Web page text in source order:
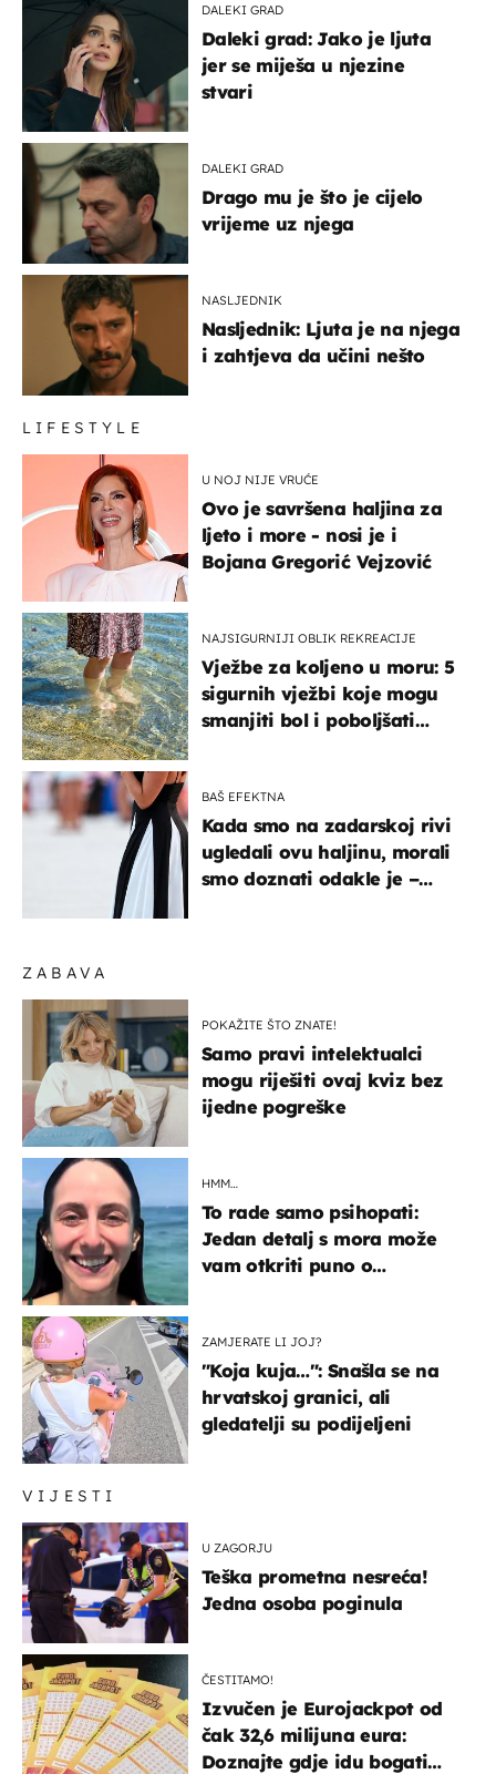
VIJESTI
U ZAGORJU
Teška prometna nesreća!
Jedna osoba poginula
ČESTITAMO!
Izvučen je Eurojackpot od
čak 32,6 milijuna eura:
Doznajte gdje idu bogati
ZABAVA
POKAŽITE ŠTO ZNATE!
Samo pravi intelektualci
mogu riješiti ovaj kviz bez
ijedne pogreške
HMM…
To rade samo psihopati:
Jedan detalj s mora može
vam otkriti puno o
ZAMJERATE LI JOJ?
"Koja kuja…": Snašla se na
hrvatskoj granici, ali
gledatelji su podijeljeni
DALEKI GRAD
Daleki grad: Jako je ljuta
jer se miješa u njezine
stvari
DALEKI GRAD
Drago mu je što je cijelo
vrijeme uz njega
NASLJEDNIK
Nasljednik: Ljuta je na njega
i zahtjeva da učini nešto
LIFESTYLE
U NOJ NIJE VRUĆE
Ovo je savršena haljina za
ljeto i more - nosi je i
Bojana Gregorić Vejzović
NAJSIGURNIJI OBLIK REKREACIJE
Vježbe za koljeno u moru: 5
sigurnih vježbi koje mogu
smanjiti bol i poboljšati
BAŠ EFEKTNA
Kada smo na zadarskoj rivi
ugledali ovu haljinu, morali
smo doznati odakle je –